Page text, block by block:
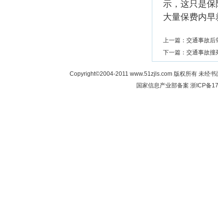
示，这只是保
大量保费内
上一篇： 交通事故后
下一篇： 交通事故撞
Copyright©2004-2011 www.51zjls.com 版权所有 未经
国家信息产业部备案 浙ICP备